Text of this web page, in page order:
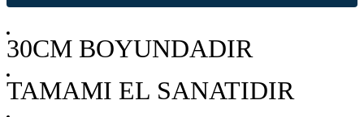
30CM BOYUNDADIR
TAMAMI EL SANATIDIR